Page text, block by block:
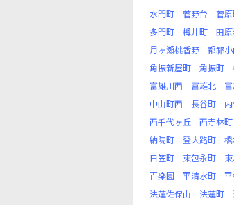
水門町
菅野台 菅
多門町
樽井町 田
月ヶ瀬桃香野
都祁
角振新屋町
角振町
富雄川西
富雄北
中山町西
長谷町
西千代ヶ丘
西寺林町
納院町
登大路町
日笠町
東包永町
百楽園
平清水町
法蓮佐保山
法蓮町